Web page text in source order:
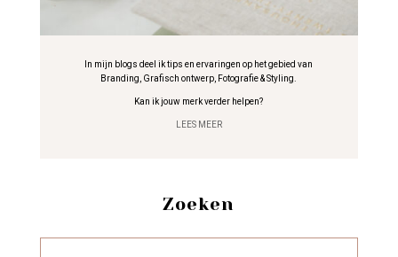
In mijn blogs deel ik tips en ervaringen op het gebied van
Branding, Grafisch ontwerp, Fotografie & Styling.
Kan ik jouw merk verder helpen?
LEES MEER
Zoeken